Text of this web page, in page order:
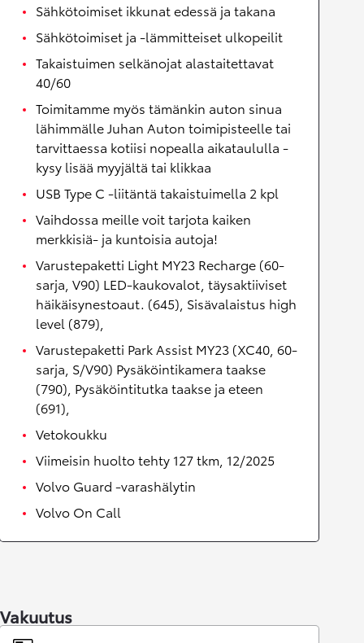
Sähkötoimiset ikkunat edessä ja takana
Sähkötoimiset ja -lämmitteiset ulkopeilit
Takaistuimen selkänojat alastaitettavat
40/60
Toimitamme myös tämänkin auton sinua
lähimmälle Juhan Auton toimipisteelle tai
tarvittaessa kotiisi nopealla aikataululla -
kysy lisää myyjältä tai klikkaa
USB Type C -liitäntä takaistuimella 2 kpl
Vaihdossa meille voit tarjota kaiken
merkkisiä- ja kuntoisia autoja!
Varustepaketti Light MY23 Recharge (60-
sarja, V90) LED-kaukovalot, täysaktiiviset
häikäisynestoaut. (645), Sisävalaistus high
level (879),
Varustepaketti Park Assist MY23 (XC40, 60-
sarja, S/V90) Pysäköintikamera taakse
(790), Pysäköintitutka taakse ja eteen
(691),
Vetokoukku
Viimeisin huolto tehty 127 tkm, 12/2025
Volvo Guard -varashälytin
Volvo On Call
Vakuutus